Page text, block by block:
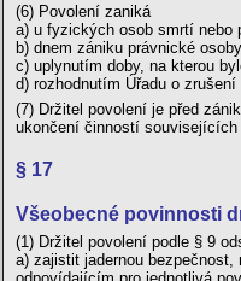
(6) Povolení zaniká
a) u fyzických osob smrtí nebo
b) dnem zániku právnické
c) uplynutím doby, na kterou
d) rozhodnutím Úřadu o zrušení
(7) Držitel povolení je před
ukončení činností
§ 17
Všeobecné povinnosti
(1) Držitel povolení podle § 9
a) zajistit jadernou